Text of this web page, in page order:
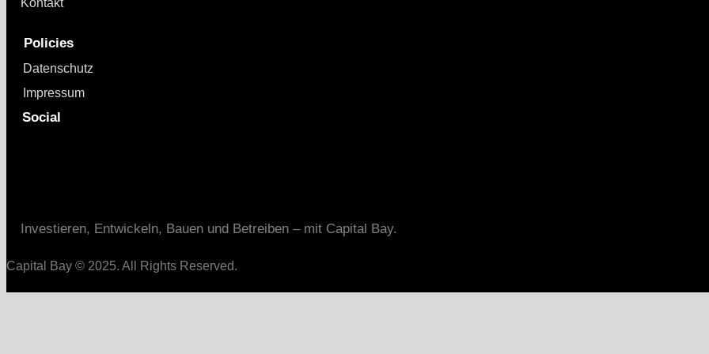
Kontakt
Policies
Datenschutz
Impressum
Social
Investieren, Entwickeln, Bauen und Betreiben – mit Capital Bay.
Capital Bay © 2025. All Rights Reserved.